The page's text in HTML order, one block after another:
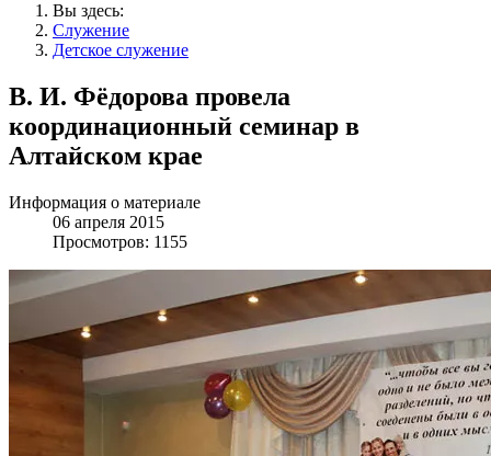
Вы здесь:
Служение
Детское служение
В. И. Фёдорова провела
координационный семинар в
Алтайском крае
Информация о материале
06 апреля 2015
Просмотров: 1155